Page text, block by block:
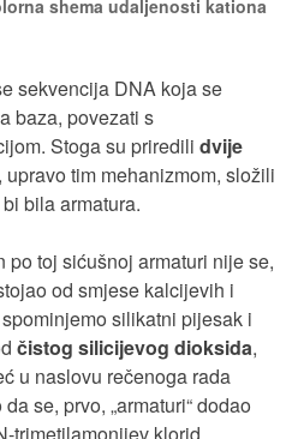
shema udaljenosti kationa
sekvencija DNA koja se
baza, povezati s
Stoga su priredili dvije
upravo tim mehanizmom, složili
bila armatura.
po toj sićušnoj armaturi nije se,
od smjese kalcijevih i
silikatni pijesak i
čistog silicijevog dioksida,
u naslovu rečenoga rada
se, prvo, „armaturi“ dodao